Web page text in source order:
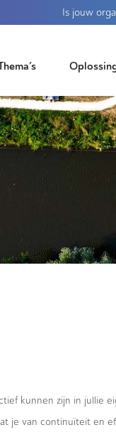
Is jouw
kunnen zijn in jullie
je van continuïteit en